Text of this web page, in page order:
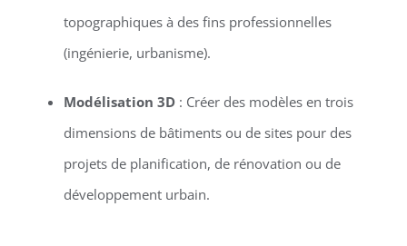
topographiques à des fins professionnelles
(ingénierie, urbanisme).
Modélisation 3D: Créer des modèles en trois
dimensions de bâtiments ou de sites pour des
projets de planification, de rénovation ou de
développement urbain.